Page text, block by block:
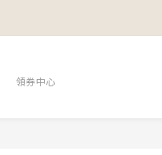
領券中心